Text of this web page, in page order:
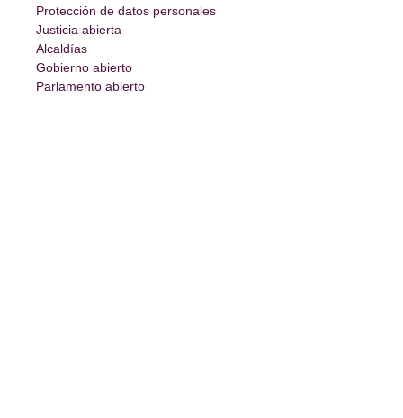
Protección de datos personales
Justicia abierta
Alcaldías
Gobierno abierto
Parlamento abierto